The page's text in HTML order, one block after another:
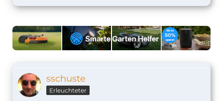
sschuste
Erleuchteter